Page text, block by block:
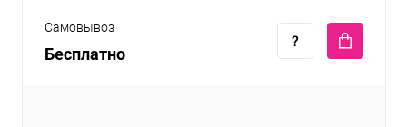
Самовывоз
Бесплатно